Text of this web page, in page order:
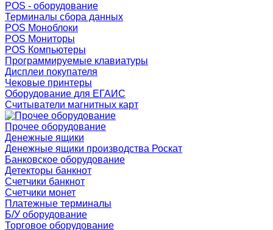
POS - оборудование
Терминалы сбора данных
POS Моноблоки
POS Мониторы
POS Компьютеры
Программируемые клавиатуры
Дисплеи покупателя
Чековые принтеры
Оборудование для ЕГАИС
Считыватели магнитных карт
Прочее оборудование
Денежные ящики
Денежные ящики производства Роскат
Банковское оборудование
Детекторы банкнот
Счетчики банкнот
Счетчики монет
Платежные терминалы
Б/У оборудование
Торговое оборудование